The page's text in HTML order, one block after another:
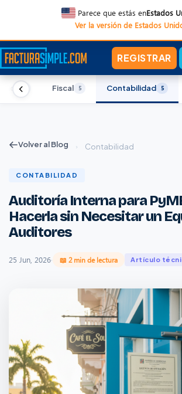
Parece que estás enEstados
Ver la versión de Estados
REGISTRAR
Fiscal 5 Contabilidad 5
Volver al Blog › Contabilidad
CONTABILIDAD
Auditoría Interna para
Hacerla sin Necesitar un
Auditores
25 Jun, 2026· 📖 2 min de lectura Artículo